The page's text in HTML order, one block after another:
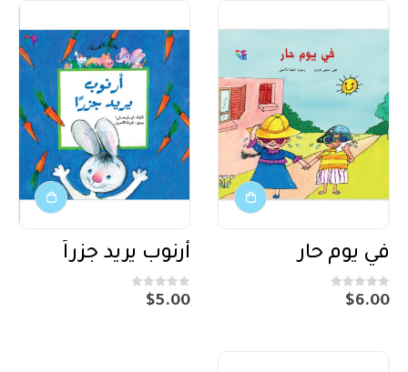
في يوم حار
0
out of 5
$6.00
أرنوب يريد جزراً
0
out of 5
$5.00